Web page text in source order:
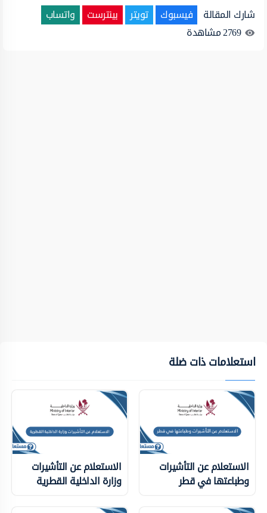
شارك المقالة فيسبوك تويتر بينترست
واتساب
2769مشاهدة
استعلامات ذات ضلة
الاستعلام عن التأشيرات
وطباعتها في قطر
الاستعلام عن التأشيرات
وزارة الداخلية ‏القطرية